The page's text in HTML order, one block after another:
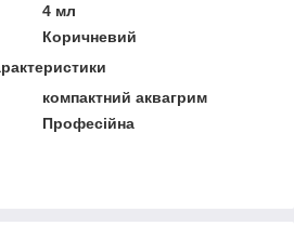
4 мл
Коричневий
компактний аквагрим
Професійна